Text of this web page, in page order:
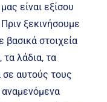
είναι εξίσου
ξεκινήσουμε
βασικά στοιχεία
λάδια, τα
αυτούς τους
αναμενόμενα